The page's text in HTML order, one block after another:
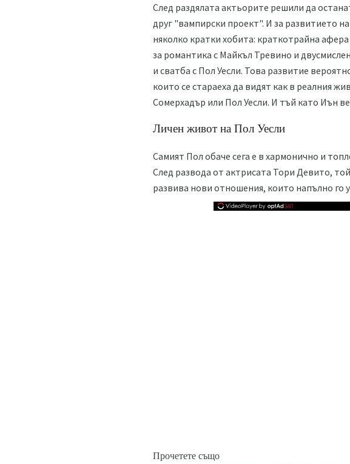
След раздялата актьорите решили да
друг "вампирски проект". И за развитието
няколко кратки хобита: краткотрайна
за романтика с Майкъл Тревино и
и сватба с Пол Уесли. Това развитие
които се стараеха да видят как в реалния
Сомерхадър или Пол Уесли. И тъй като Иън
Личен живот на Пол Уесли
Самият Пол обаче сега е в хармонично и
След развода от актрисата Тори Девито,
развива нови отношения, които напълно го
Прочетете също